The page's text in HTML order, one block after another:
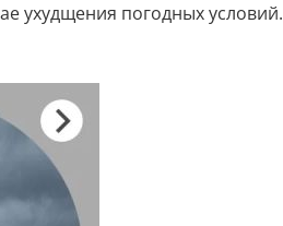
ухудщения погодных условий.